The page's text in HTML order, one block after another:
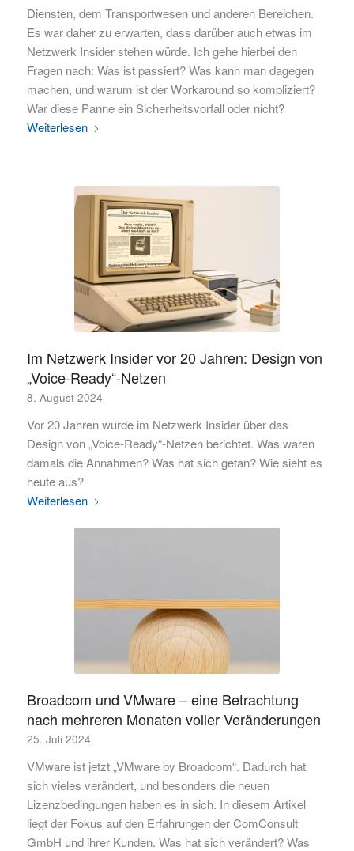
Diensten, dem Transportwesen und anderen Bereichen.
Es war daher zu erwarten, dass darüber auch etwas im
Netzwerk Insider stehen würde. Ich gehe hierbei den
Fragen nach: Was ist passiert? Was kann man dagegen
machen, und warum ist der Workaround so kompliziert?
War diese Panne ein Sicherheitsvorfall oder nicht?
Weiterlesen
Im Netzwerk Insider vor 20 Jahren: Design von
„Voice-Ready“-Netzen
8. August 2024
Vor 20 Jahren wurde im Netzwerk Insider über das
Design von „Voice-Ready“-Netzen berichtet. Was waren
damals die Annahmen? Was hat sich getan? Wie sieht es
heute aus?
Weiterlesen
Broadcom und VMware – eine Betrachtung
nach mehreren Monaten voller Veränderungen
25. Juli 2024
VMware ist jetzt „VMware by Broadcom“. Dadurch hat
sich vieles verändert, und besonders die neuen
Lizenzbedingungen haben es in sich. In diesem Artikel
liegt der Fokus auf den Erfahrungen der ComConsult
GmbH und ihrer Kunden. Was hat sich verändert? Was